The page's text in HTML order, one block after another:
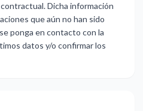
Dicha información
que ‌aún no han ‌sido
‌ponga ‌en contacto con ‌la
‌datos ‌y/o ‌confirmar ‌los